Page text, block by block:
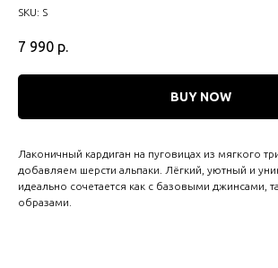
SKU: S
7 990 р.
BUY NOW
Лаконичный кардиган на пуговицах из мягкого
добавляем шерсти альпаки. Лёгкий, уютный и
идеально сочетается как с базовыми джинсами,
образами.